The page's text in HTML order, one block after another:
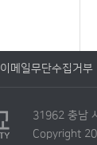
이메일무단수집거부
31962 충남
Copyright